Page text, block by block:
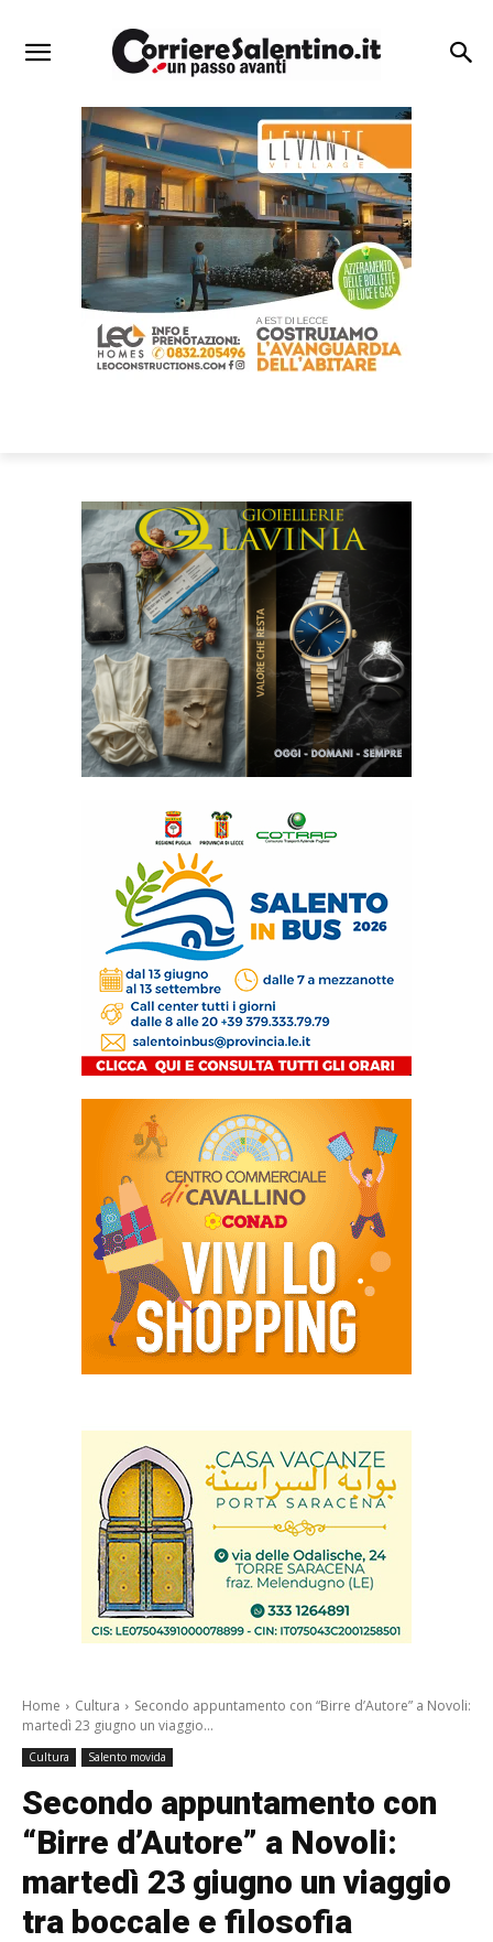
Home Cultura
Secondo appuntamento con “Birre d’Autore” a Novoli:
martedì 23 giugno un viaggio...
Cultura Salento movida
Secondo appuntamento con
“Birre d’Autore” a Novoli:
martedì 23 giugno un viaggio
tra boccale e filosofia